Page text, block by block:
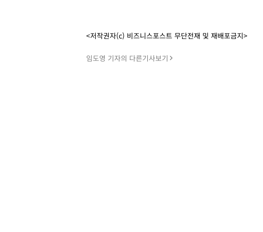
<저작권자(c) 비즈니스포스트 무단전재 및 재배포금지>
임도영 기자의 다른기사보기